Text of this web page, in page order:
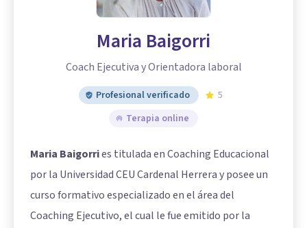
Maria Baigorri
Coach Ejecutiva y Orientadora laboral
Profesional verificado
5
Terapia online
Maria Baigorries titulada en Coaching Educacional
por la Universidad CEU Cardenal Herrera y posee un
curso formativo especializado en el área del
Coaching Ejecutivo, el cual le fue emitido por la